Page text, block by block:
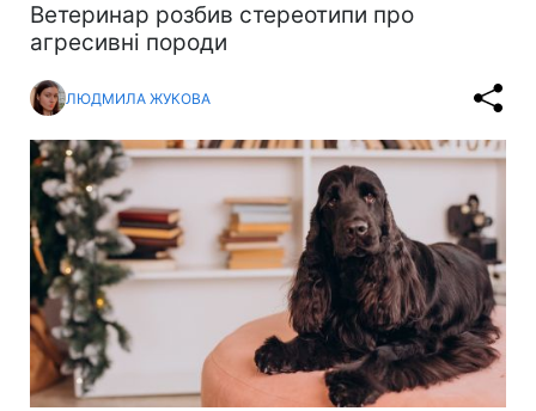
Ветеринар розбив стереотипи про
агресивні породи
ЛЮДМИЛА ЖУКОВА